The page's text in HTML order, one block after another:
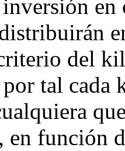
del
por tal
en función